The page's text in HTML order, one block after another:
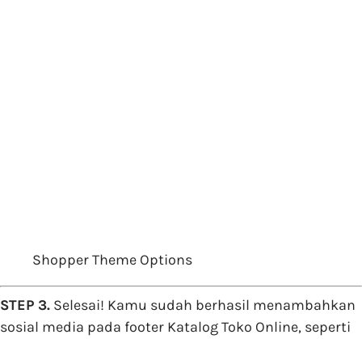
Shopper Theme Options
STEP 3. Selesai! Kamu sudah berhasil menambahkan
sosial media pada footer Katalog Toko Online, seperti